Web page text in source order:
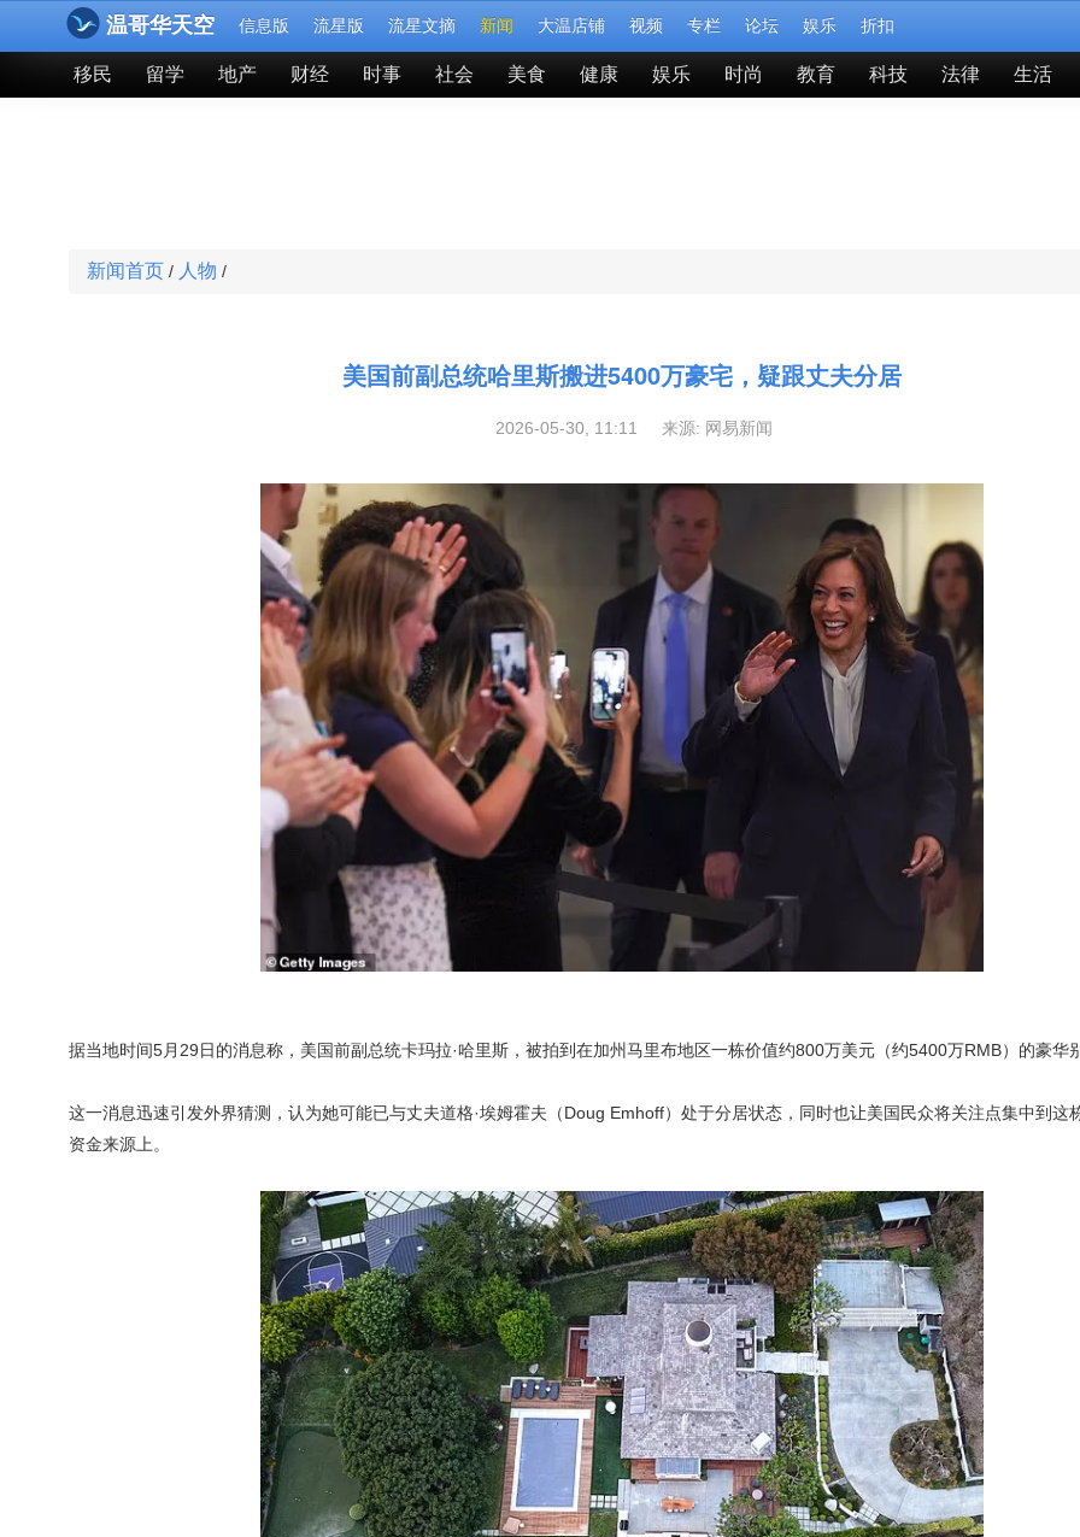
温哥华天空 信息版 流星版 流星文摘 新闻 大温店铺 视频 专栏 论坛 娱乐 折扣
移民 留学 地产 财经 时事 社会 美食 健康 娱乐 时尚 教育 科技 法律 生活
新闻首页 / 人物 /
美国前副总统哈里斯搬进5400万豪宅，疑跟丈夫分居
2026-05-30, 11:11 来源: 网易新闻
据当地时间5月29日的消息称，美国前副总统卡玛拉·哈里斯，被拍到在加州马里布地区一栋价值约800万美元（约5400万RMB）的豪华
这一消息迅速引发外界猜测，认为她可能已与丈夫道格·埃姆霍夫（Doug Emhoff）处于分居状态，同时也让美国民众将关注点集中到这
资金来源上。